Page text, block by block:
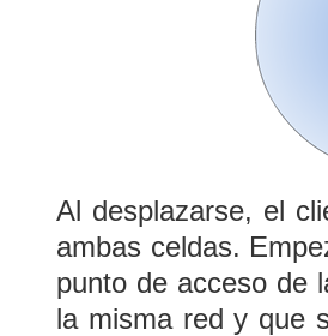
Al desplazarse, el
ambas celdas.
punto de acceso de
la misma red y que